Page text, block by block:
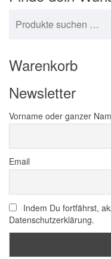
Warenkorb
Newsletter
Vorname oder ganzer
Email
Indem Du fortfährst,
Datenschutzerklärung.